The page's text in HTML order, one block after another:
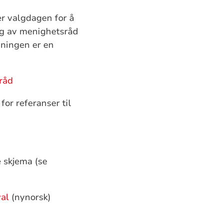
valgdagen for å
av menighetsråd
er en
referanser til
(se
(nynorsk)